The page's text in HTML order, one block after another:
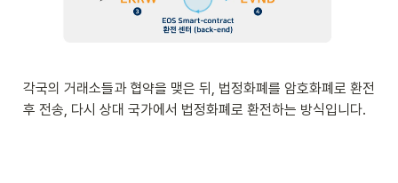
각국의 거래소들과 협약을 맺은 뒤, 법정화폐를 암호화폐로 환전
후 전송, 다시 상대 국가에서 법정화폐로 환전하는 방식입니다.